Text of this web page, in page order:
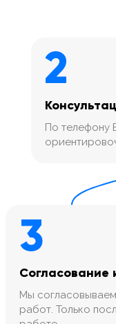
2
По телефону
3
Согласование
Мы
работ. Только